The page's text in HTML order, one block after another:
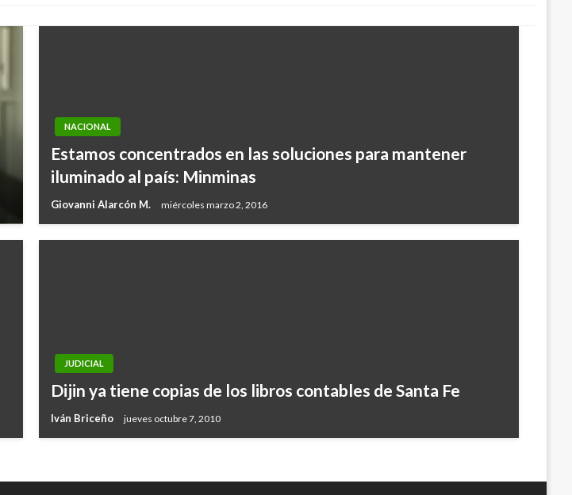
NACIONAL
Estamos concentrados en las soluciones para mantener
iluminado al país: Minminas
Giovanni Alarcón M. miércoles marzo 2, 2016
JUDICIAL
Dijin ya tiene copias de los libros contables de Santa Fe
Iván Briceño jueves octubre 7, 2010